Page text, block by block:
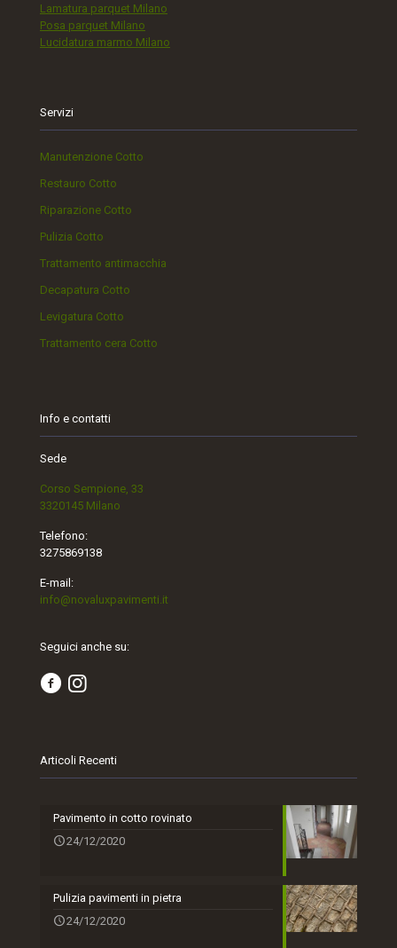
Lamatura parquet Milano
Posa parquet Milano
Lucidatura marmo Milano
Servizi
Manutenzione Cotto
Restauro Cotto
Riparazione Cotto
Pulizia Cotto
Trattamento antimacchia
Decapatura Cotto
Levigatura Cotto
Trattamento cera Cotto
Info e contatti
Sede
Corso Sempione, 33
3320145 Milano
Telefono:
3275869138
E-mail:
info@novaluxpavimenti.it
Seguici anche su:
Articoli Recenti
Pavimento in cotto rovinato
24/12/2020
Pulizia pavimenti in pietra
24/12/2020